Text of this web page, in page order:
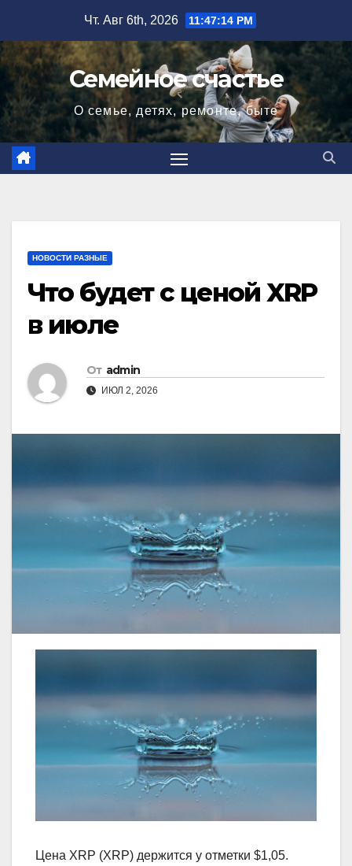
содержимому
Чт. Авг 6th, 2026 11:47:15 PM
Семейное счастье
О семье, детях, ремонте, быте
НОВОСТИ РАЗНЫЕ
Что будет с ценой XRP
в июле
От admin
ИЮЛ 2, 2026
Цена XRP (XRP) держится у отметки $1,05.